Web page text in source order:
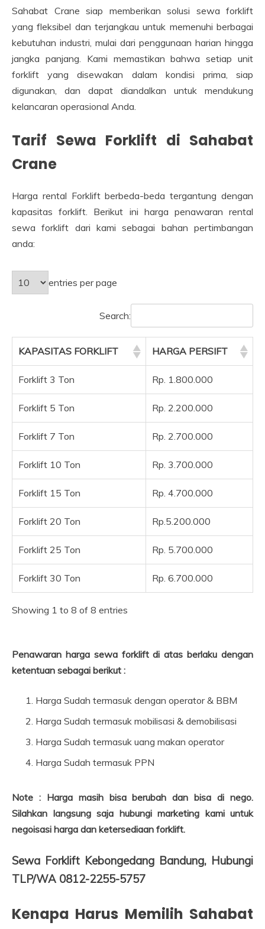
Sahabat Crane siap memberikan solusi sewa forklift
yang fleksibel dan terjangkau untuk memenuhi berbagai
kebutuhan industri, mulai dari penggunaan harian hingga
jangka panjang. Kami memastikan bahwa setiap unit
forklift yang disewakan dalam kondisi prima, siap
digunakan, dan dapat diandalkan untuk mendukung
kelancaran operasional Anda.
Tarif Sewa Forklift di Sahabat
Crane
Harga rental Forklift berbeda-beda tergantung dengan
kapasitas forklift. Berikut ini harga penawaran rental
sewa forklift dari kami sebagai bahan pertimbangan
anda:
entries per page
Search:
KAPASITAS FORKLIFT HARGA PERSIFT
Forklift 3 Ton Rp. 1.800.000
Forklift 5 Ton Rp. 2.200.000
Forklift 7 Ton Rp. 2.700.000
Forklift 10 Ton Rp. 3.700.000
Forklift 15 Ton Rp. 4.700.000
Forklift 20 Ton Rp.5.200.000
Forklift 25 Ton Rp. 5.700.000
Forklift 30 Ton Rp. 6.700.000
Showing 1 to 8 of 8 entries
Penawaran harga sewa forklift di atas berlaku dengan
ketentuan sebagai berikut :
Harga Sudah termasuk dengan operator & BBM
Harga Sudah termasuk mobilisasi & demobilisasi
Harga Sudah termasuk uang makan operator
Harga Sudah termasuk PPN
Note : Harga masih bisa berubah dan bisa di nego.
Silahkan langsung saja hubungi marketing kami untuk
negoisasi harga dan ketersediaan forklift.
Sewa Forklift Kebongedang Bandung, Hubungi
TLP/WA 0812-2255-5757
Kenapa Harus Memilih Sahabat